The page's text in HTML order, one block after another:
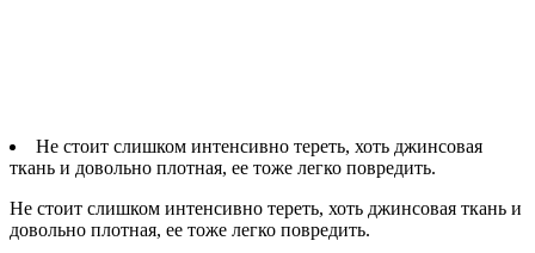
Не стоит слишком интенсивно тереть, хоть джинсовая
ткань и довольно плотная, ее тоже легко повредить.
Не стоит слишком интенсивно тереть, хоть джинсовая ткань и
довольно плотная, ее тоже легко повредить.